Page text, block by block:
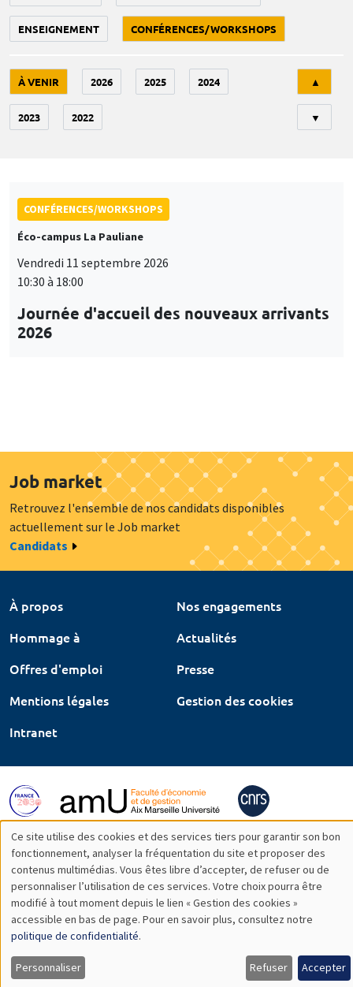
ENSEIGNEMENT CONFÉRENCES/WORKSHOPS
À VENIR 2026 2025 2024
2023 2022
▲
▼
CONFÉRENCES/WORKSHOPS
Éco-campus La Pauliane
Vendredi 11 septembre 2026
10:30 à 18:00
Journée d'accueil des nouveaux arrivants
2026
Job market
Retrouvez l'ensemble de nos candidats disponibles
actuellement sur le Job market
Candidats
À propos
Nos engagements
Hommage à
Actualités
Offres d'emploi
Presse
Mentions légales
Gestion des cookies
Intranet
Utilisation
des
données
personnelles
et
Ce site utilise des cookies et des services tiers pour garantir son bon
fonctionnement, analyser la fréquentation du site et proposer des
contenus multimédias. Vous êtes libre d’accepter, de refuser ou de
personnaliser l’utilisation de ces services. Votre choix pourra être
modifié à tout moment depuis le lien « Gestion des cookies »
accessible en bas de page. Pour en savoir plus, consultez notre
politique de confidentialité.
Personnaliser Refuser Accepter